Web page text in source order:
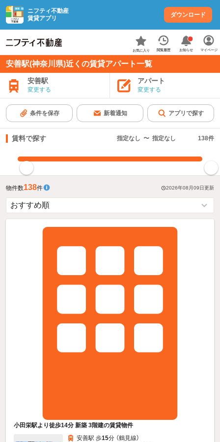
ニフティ不動産
賃貸アプリ
ダウンロード
お気に入り 閲覧履歴 お知らせ マイページ
安善駅(神奈川県)近くの賃貸アパート一覧
安善駅
変更する
アパート
変更する
条件を保存 新着通知 アプリで探す
賃料で探す 指定なし 〜 指定なし 138件
物件数138件 2026年08月09日更新
小田栄駅より徒歩14分 新築 3階建の賃貸物件
安善駅 歩15分 （鶴見線）